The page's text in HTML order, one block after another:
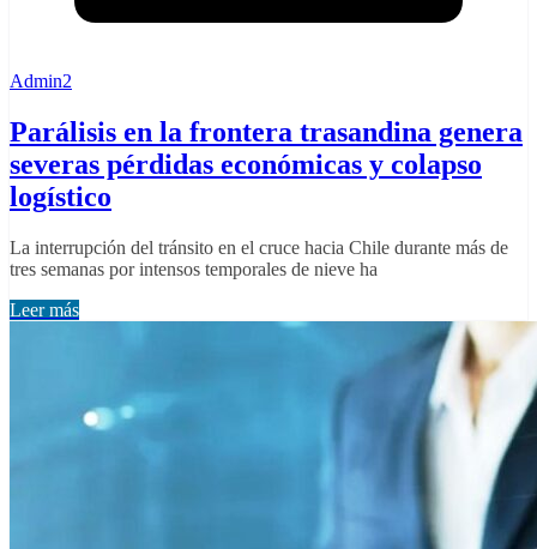
Admin2
Parálisis en la frontera trasandina genera
severas pérdidas económicas y colapso
logístico
La interrupción del tránsito en el cruce hacia Chile durante más de
tres semanas por intensos temporales de nieve ha
Leer más